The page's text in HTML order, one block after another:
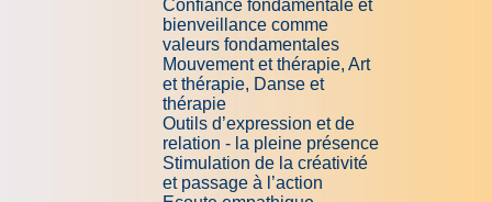
Confiance fondamentale et
bienveillance comme
valeurs fondamentales
Mouvement et thérapie, Art
et thérapie, Danse et
thérapie
Outils d’expression et de
relation - la pleine présence
Stimulation de la créativité
et passage à l’action